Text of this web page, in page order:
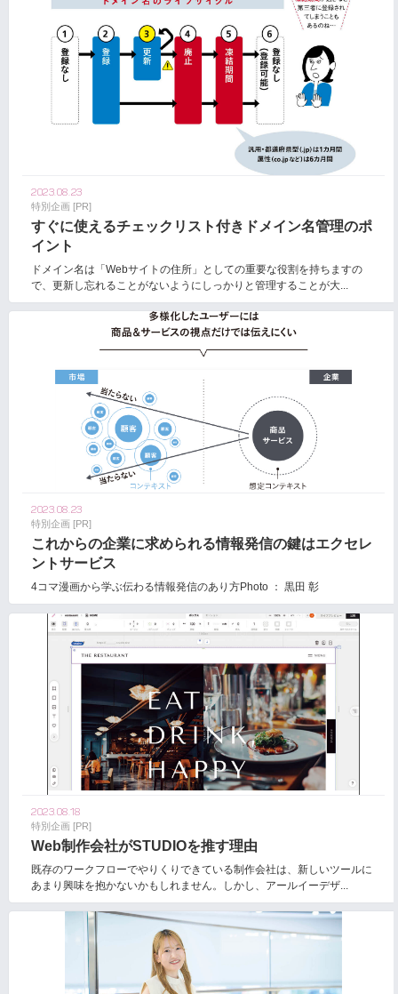
2023.08.23
特別企画 [PR]
すぐに使えるチェックリスト付きドメイン名管理のポ
イント
ドメイン名は「Webサイトの住所」としての重要な役割を持ちますの
で、更新し忘れることがないようにしっかりと管理することが大...
2023.08.23
特別企画 [PR]
これからの企業に求められる情報発信の鍵はエクセレ
ントサービス
4コマ漫画から学ぶ伝わる情報発信のあり方Photo ： 黒田 彰
2023.08.18
特別企画 [PR]
Web制作会社がSTUDIOを推す理由
既存のワークフローでやりくりできている制作会社は、新しいツールに
あまり興味を抱かないかもしれません。しかし、アールイーデザ...